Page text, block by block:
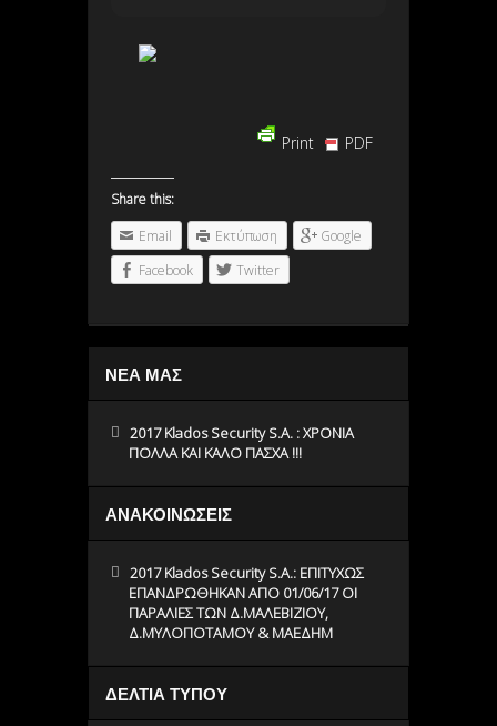
Print PDF
Share this:
Email
Εκτύπωση
Google
Facebook
Twitter
ΝΕΑ ΜΑΣ
2017 Klados Security S.A. : ΧΡΟΝΙΑ
ΠΟΛΛΑ ΚΑΙ ΚΑΛΟ ΠΑΣΧΑ !!!
ΑΝΑΚΟΙΝΩΣΕΙΣ
2017 Klados Security S.A.: ΕΠΙΤΥΧΩΣ
ΕΠΑΝΔΡΩΘΗΚΑΝ ΑΠΟ 01/06/17 ΟΙ
ΠΑΡΑΛΙΕΣ ΤΩΝ Δ.ΜΑΛΕΒΙΖΙΟΥ,
Δ.ΜΥΛΟΠΟΤΑΜΟΥ & ΜΑΕΔΗΜ
ΔΕΛΤΙΑ ΤΥΠΟΥ